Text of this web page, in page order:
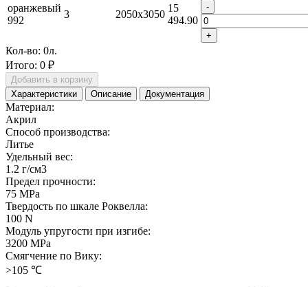
оранжевый
992
3 2050x3050
15
494.90
-
+
Кол-во: 0л.
Итого: 0 ₽
Добавить в корзину
Характеристики
Описание Документация
Материал:
Акрил
Способ производства:
Литье
Удельный вес:
1.2 г/см3
Предел прочности:
75 MPa
Твердость по шкале Роквелла:
100 N
Модуль упругости при изгибе:
3200 MPa
Смягчение по Вику:
>105 ℃